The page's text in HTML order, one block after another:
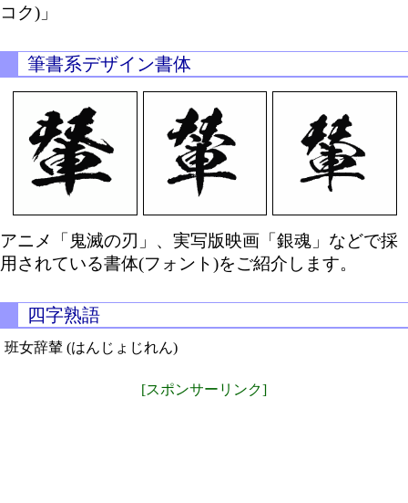
コク)」
筆書系デザイン書体
アニメ「鬼滅の刃」、実写版映画「銀魂」などで採
用されている書体(フォント)をご紹介します。
四字熟語
班女辞輦 (はんじょじれん)
[スポンサーリンク]